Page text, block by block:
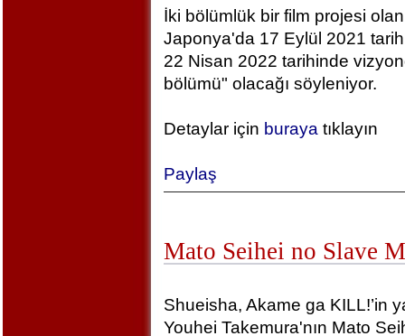
İki bölümlük bir film projesi
Japonya'da 17 Eylül 2021
22 Nisan 2022 tarihinde
bölümü" olacağı söyleniyor.
Detaylar için buraya tıklayın
Paylaş
Mato Seihei no Slave
Shueisha, Akame ga KILL!’in
Youhei Takemura'nın Mato